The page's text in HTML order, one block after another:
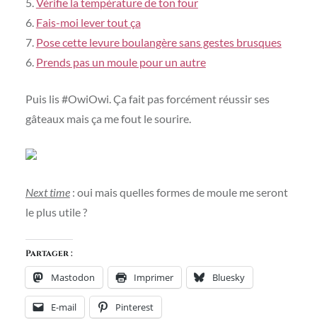
6. Fais-moi lever tout ça
7. Pose cette levure boulangère sans gestes brusques
6. Prends pas un moule pour un autre
Puis lis #OwiOwi. Ça fait pas forcément réussir ses
gâteaux mais ça me fout le sourire.
Next time: oui mais quelles formes de moule me seront
le plus utile ?
Partager :
Mastodon Imprimer Bluesky
E-mail Pinterest